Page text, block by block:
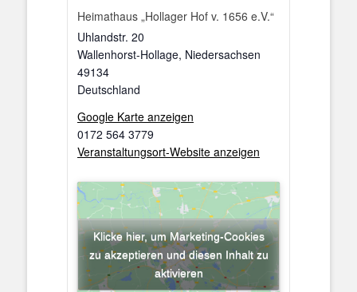
Heimathaus „Hollager Hof v. 1656 e.V.“
Uhlandstr. 20
Wallenhorst-Hollage, Niedersachsen
49134
Deutschland
Google Karte anzeigen
0172 564 3779
Veranstaltungsort-Website anzeigen
Klicke hier, um Marketing-Cookies
zu akzeptieren und diesen Inhalt zu
aktivieren